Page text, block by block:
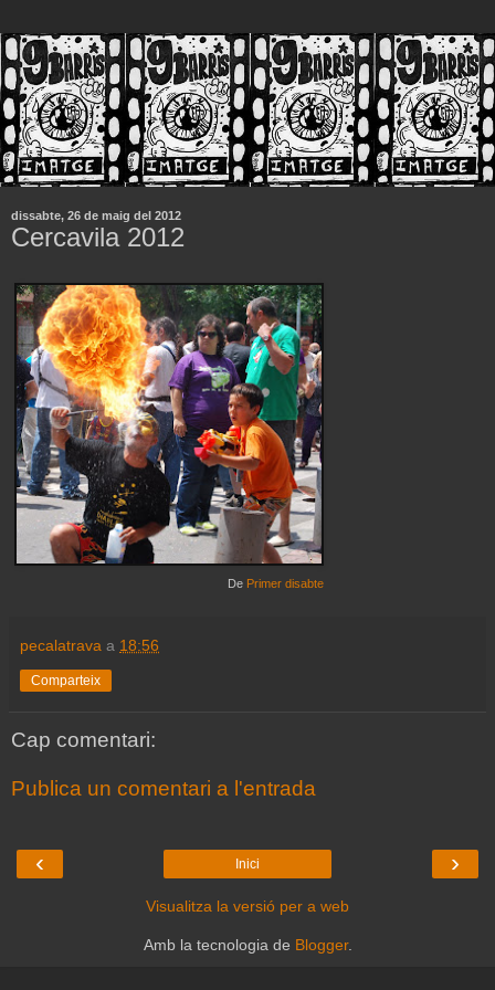
dissabte, 26 de maig del 2012
Cercavila 2012
De Primer disabte
pecalatrava a 18:56
Comparteix
Cap comentari:
Publica un comentari a l'entrada
‹ ›
Inici
Visualitza la versió per a web
Amb la tecnologia de Blogger.